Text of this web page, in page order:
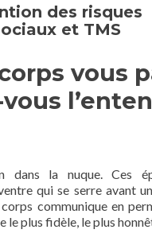
des risques
et TMS
vous
dans la nuque. Ces
qui se serre avant
communique en
le plus fidèle, le plus